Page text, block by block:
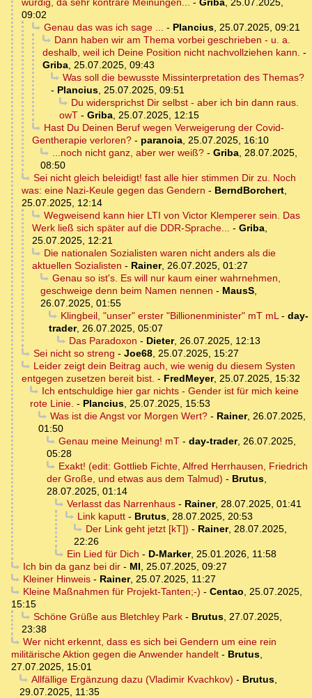
würdig, da sehr konträre Meinungen... - Griba, 25.07.2025,
09:02
Genau das was ich sage ... - Plancius, 25.07.2025, 09:21
Dann haben wir am Thema vorbei geschrieben - u. a.
deshalb, weil ich Deine Position nicht nachvollziehen kann. -
Griba, 25.07.2025, 09:43
Was soll die bewusste Missinterpretation des Themas?
- Plancius, 25.07.2025, 09:51
Du widersprichst Dir selbst - aber ich bin dann raus.
owT - Griba, 25.07.2025, 12:15
Hast Du Deinen Beruf wegen Verweigerung der Covid-
Gentherapie verloren? - paranoia, 25.07.2025, 16:10
...noch nicht ganz, aber wer weiß?- Griba, 28.07.2025,
08:50
Sei nicht gleich beleidigt! fast alle hier stimmen Dir zu. Noch
was: eine Nazi-Keule gegen das Gendern - BerndBorchert,
25.07.2025, 12:14
Wegweisend kann hier LTI von Victor Klemperer sein. Das
Werk ließ sich später auf die DDR-Sprache... - Griba,
25.07.2025, 12:21
Die nationalen Sozialisten waren nicht anders als die
aktuellen Sozialisten - Rainer, 26.07.2025, 01:27
Genau so ist's. Es will nur kaum einer wahrnehmen,
geschweige denn beim Namen nennen - MausS,
26.07.2025, 01:55
Klingbeil, "unser" erster "Billionenminister" mT mL- day-
trader, 26.07.2025, 05:07
Das Paradoxon - Dieter, 26.07.2025, 12:13
Sei nicht so streng - Joe68, 25.07.2025, 15:27
Leider zeigt dein Beitrag auch, wie wenig du diesem Systen
entgegen zusetzen bereit bist. - FredMeyer, 25.07.2025, 15:32
Ich entschuldige hier gar nichts - Gender ist für mich keine
rote Linie. - Plancius, 25.07.2025, 15:53
Was ist die Angst vor Morgen Wert?- Rainer, 26.07.2025,
01:50
Genau meine Meinung! mT- day-trader, 26.07.2025,
05:28
Exakt! (edit: Gottlieb Fichte, Alfred Herrhausen, Friedrich
der Große, und etwas aus dem Talmud) - Brutus,
28.07.2025, 01:14
Verlasst das Narrenhaus- Rainer, 28.07.2025, 01:41
Link kaputt- Brutus, 28.07.2025, 20:53
Der Link geht jetzt [kT]) - Rainer, 28.07.2025,
22:26
Ein Lied für Dich - D-Marker, 25.01.2026, 11:58
Ich bin da ganz bei dir- MI, 25.07.2025, 09:27
Kleiner Hinweis- Rainer, 25.07.2025, 11:27
Kleine Maßnahmen für Projekt-Tanten;-) - Centao, 25.07.2025,
15:15
Schöne Grüße aus Bletchley Park- Brutus, 27.07.2025,
23:38
Wer nicht erkennt, dass es sich bei Gendern um eine rein
militärische Aktion gegen die Anwender handelt - Brutus,
27.07.2025, 15:01
Allfällige Ergänzung dazu (Vladimir Kvachkov) - Brutus,
29.07.2025, 11:35